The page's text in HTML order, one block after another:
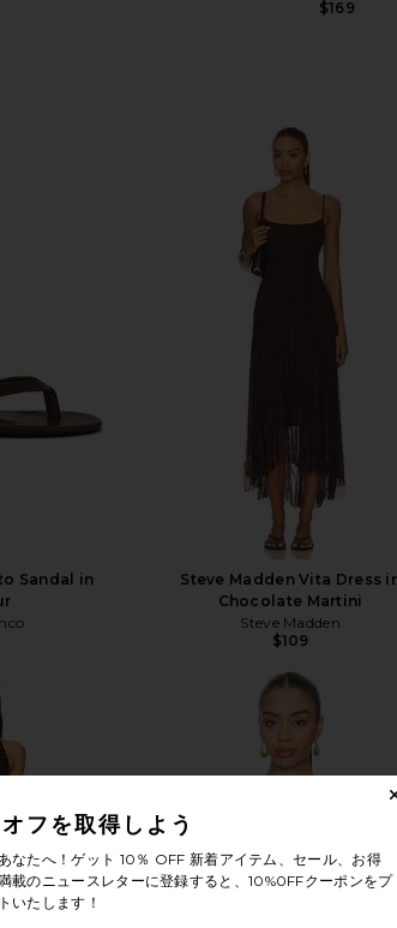
$169
Sandal in
Steve Madden Vita Dress
Chocolate Martini
Steve Madden
$109
フを取得しよう
なたへ！ゲット 10％ OFF 新着アイテム、セール、お得
載のニュースレターに登録すると、10%0FFクーポンをプ
いたします！